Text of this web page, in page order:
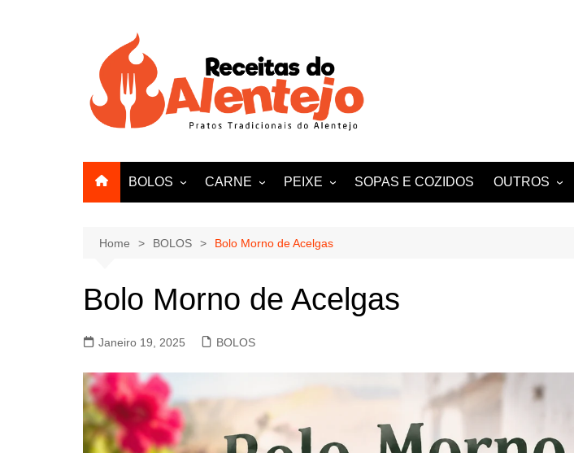
BOLOS CARNE
VACA
PATO
PERU
PORCO, LEITÃO E JAVALI
PEIXE SOPAS E COZIDOS OUTROS
Home BOLOS Bolo Morno de Acelgas
Bolo Morno de Acelgas
Janeiro 19, 2025 BOLOS